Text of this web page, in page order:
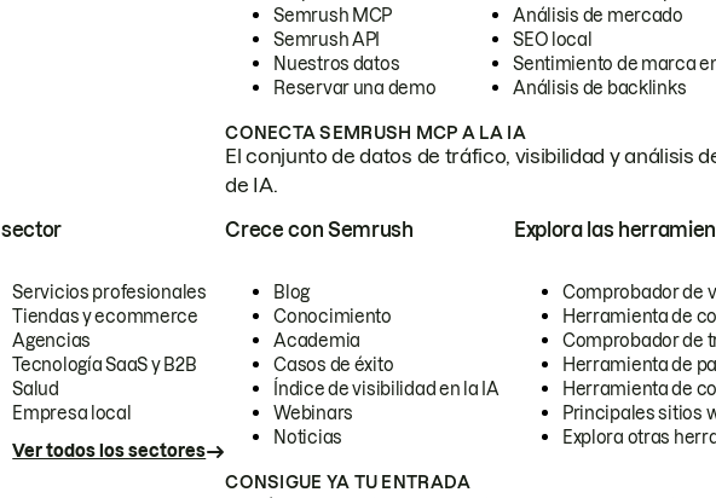
Semrush MCP
Semrush API
Nuestros datos
Reservar una demo
Análisis de mercado
SEO local
Sentimiento de marca
Análisis de backlinks
CONECTA SEMRUSH MCP A LA IA
El conjunto de datos de tráfico, visibilidad y análisis
de IA.
sector
Servicios profesionales
Tiendas y ecommerce
Agencias
Tecnología SaaS y B2B
Salud
Empresa local
Ver todos los sectores
Crece con Semrush
Blog
Conocimiento
Academia
Casos de éxito
Índice de visibilidad en la IA
Webinars
Noticias
Explora las
Comprobador de
Herramienta de
Comprobador de
Herramienta de
Herramienta de
Principales sitios
Explora otras
CONSIGUE YA TU ENTRADA